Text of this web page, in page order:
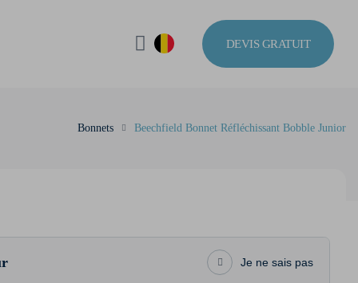
DEVIS GRATUIT
Bonnets Beechfield Bonnet Réfléchissant Bobble Junior
Je ne sais pas